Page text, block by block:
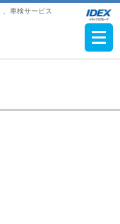
車検サービス